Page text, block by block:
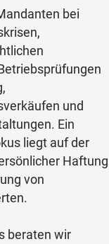
bei
und
Ein
liegt auf der
Haftung
von
beraten wir